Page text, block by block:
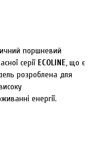
поршневий
серії ECOLINE, що є
розроблена для
енергії.